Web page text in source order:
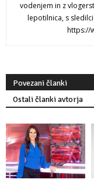
vodenjem in z
lepotilnica, s
https://
Povezani članki
Ostali članki avtorja